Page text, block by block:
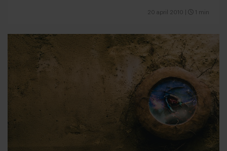
20 april 2010 1 min